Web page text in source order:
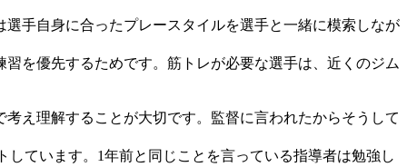
手自身に合ったプレースタイルを選手と一緒に模索しなが
を優先するためです。筋トレが必要な選手は、近くのジム
え理解することが大切です。監督に言われたからそうして
ています。1年前と同じことを言っている指導者は勉強し